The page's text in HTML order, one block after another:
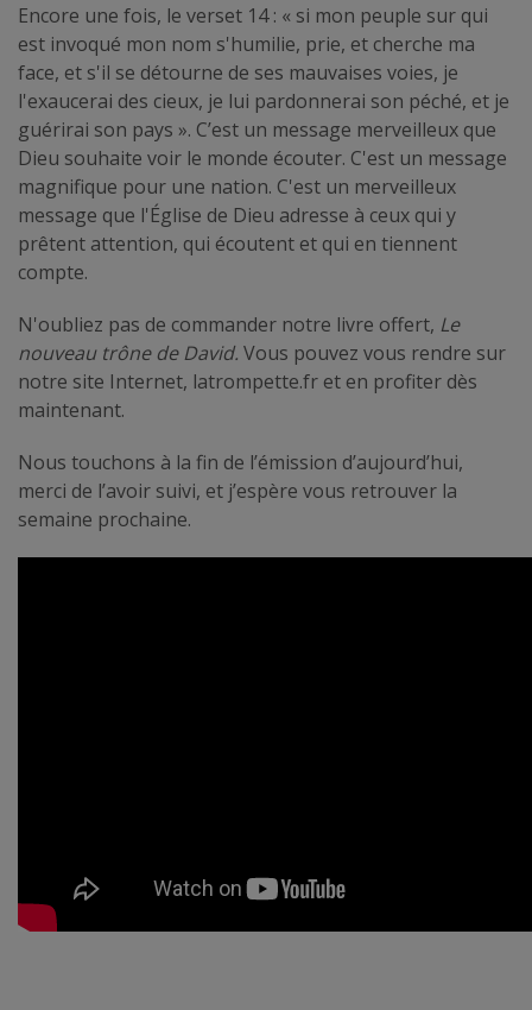
Encore une fois, le verset 14 : « si mon peuple sur qui
est invoqué mon nom s'humilie, prie, et cherche ma
face, et s'il se détourne de ses mauvaises voies, je
l'exaucerai des cieux, je lui pardonnerai son péché, et je
guérirai son pays ». C’est un message merveilleux que
Dieu souhaite voir le monde écouter. C'est un message
magnifique pour une nation. C'est un merveilleux
message que l'Église de Dieu adresse à ceux qui y
prêtent attention, qui écoutent et qui en tiennent
compte.
N'oubliez pas de commander notre livre offert, Le
nouveau trône de David. Vous pouvez vous rendre sur
notre site Internet, latrompette.fr et en profiter dès
maintenant.
Nous touchons à la fin de l’émission d’aujourd’hui,
merci de l’avoir suivi, et j’espère vous retrouver la
semaine prochaine.